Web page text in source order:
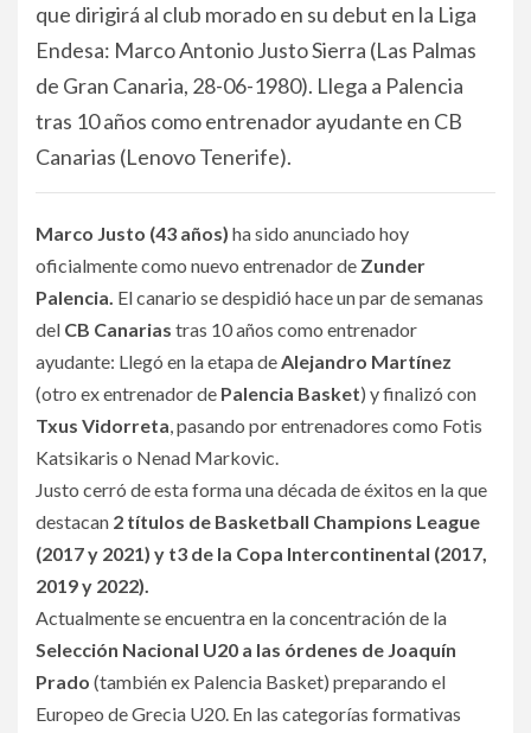
que dirigirá al club morado en su debut en la Liga
Endesa: Marco Antonio Justo Sierra (Las Palmas
de Gran Canaria, 28-06-1980). Llega a Palencia
tras 10 años como entrenador ayudante en CB
Canarias (Lenovo Tenerife).
Marco Justo (43 años) ha sido anunciado hoy
oficialmente como nuevo entrenador de Zunder
Palencia. El canario se despidió hace un par de semanas
del CB Canarias tras 10 años como entrenador
ayudante: Llegó en la etapa deAlejandro Martínez
(otro ex entrenador de Palencia Basket) y finalizó con
Txus Vidorreta, pasando por entrenadores como Fotis
Katsikaris o Nenad Markovic.
Justo cerró de esta forma una década de éxitos en la que
destacan 2 títulos de Basketball Champions League
(2017 y 2021) y t3 de la Copa Intercontinental (2017,
2019 y 2022).
Actualmente se encuentra en la concentración de la
Selección Nacional U20 a las órdenes de Joaquín
Prado (también ex Palencia Basket) preparando el
Europeo de Grecia U20. En las categorías formativas